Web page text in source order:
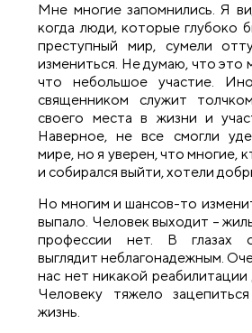
Мне многие запомнились. Я
когда люди, которые глубоко
преступный мир, сумели
измениться. Не думаю, что это
что небольшое участие.
священником служит
своего места в жизни и
Наверное, не все смогли
мире, но я уверен, что многие,
и собирался выйти, хотели
Но многим и шансов-то
выпало. Человек выходит –
профессии нет. В глазах
выглядит неблагонадежным.
нас нет никакой реабилитации
Человеку тяжело
жизнь.